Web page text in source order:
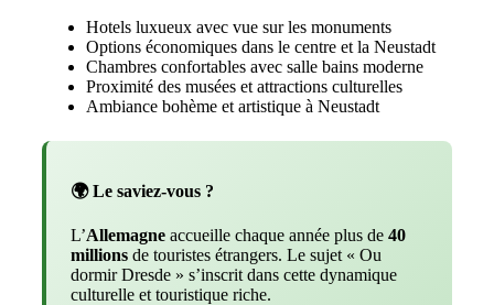
Hotels luxueux avec vue sur les monuments
Options économiques dans le centre et la Neustadt
Chambres confortables avec salle bains moderne
Proximité des musées et attractions culturelles
Ambiance bohème et artistique à Neustadt
🌍 Le saviez-vous ?
L’Allemagne accueille chaque année plus de 40
millions de touristes étrangers. Le sujet « Ou
dormir Dresde » s’inscrit dans cette dynamique
culturelle et touristique riche.